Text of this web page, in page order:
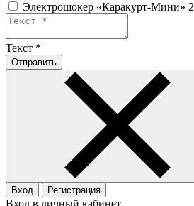
Электрошокер «Каракурт-Мини» 2
Текст *
Отправить
Вход Регистрация